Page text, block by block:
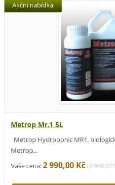
Metrop Mr.1 5L
Akční nabídka
Metrop Hydroponic MR1,
Metrop...
Vaše cena:2 990,00 Kč(3 990,00